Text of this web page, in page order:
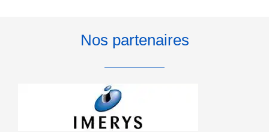
Nos partenaires